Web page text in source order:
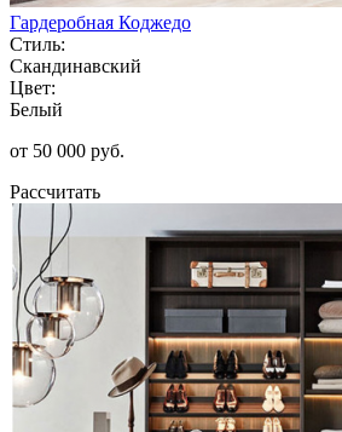
Гардеробная Коджедо
Стиль:
Скандинавский
Цвет:
Белый
от 50 000 руб.
Рассчитать